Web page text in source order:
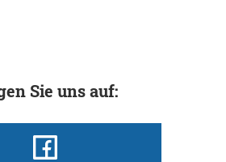
Sie uns auf: